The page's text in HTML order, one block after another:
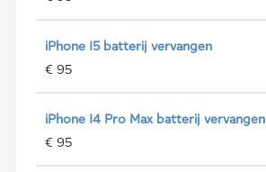
iPhone 15 batterij vervangen
€ 95
iPhone 14 Pro Max batterij vervangen
€ 95